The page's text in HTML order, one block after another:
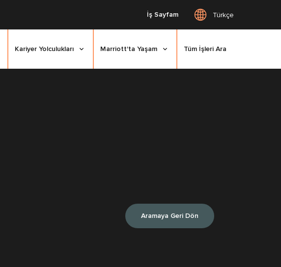
İş Sayfam Türkçe
Kariyer Yolculukları Marriott'ta Yaşam Tüm İşleri Ara
Aramaya Geri Dön